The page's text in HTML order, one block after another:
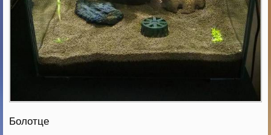
Болотце